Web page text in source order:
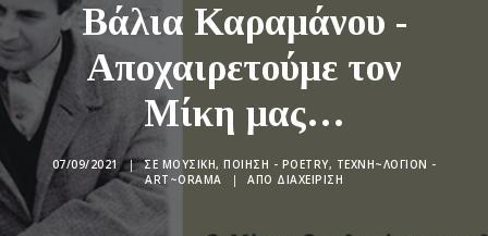
BLOG
ΣΥΝΤΑΚΤΙΚΗ ΟΜΑΔΑ
ΕΠΙΚΟΙΝΩΝΙΑ
ΑΝΑΖΉΤΗΣΗ
Βάλια Καραμάνου -
Αποχαιρετούμε τον
Μίκη μας…
07/09/2021 | ΣΕ ΜΟΥΣΙΚΉ, ΠΟΊΗΣΗ - POETRY, ΤΕΧΝΗ~ΛΌΓΙΟΝ -
ART~ORAMA
| ΑΠΌ ΔΙΑΧΕΊΡΙΣΗ